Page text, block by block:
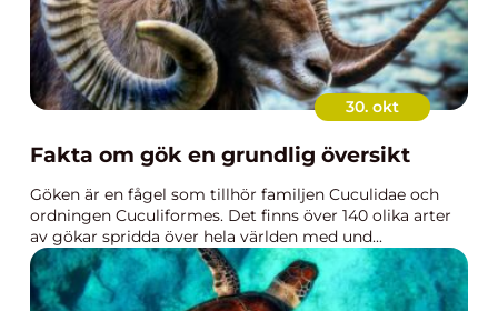
30. okt
Fakta om gök en grundlig översikt
Göken är en fågel som tillhör familjen Cuculidae och
ordningen Cuculiformes. Det finns över 140 olika arter
av gökar spridda över hela världen med und...